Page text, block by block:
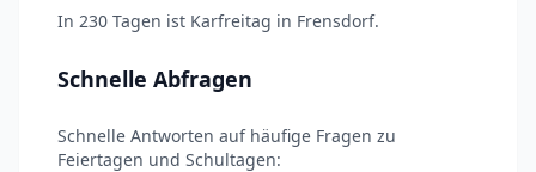
In 230 Tagen ist Karfreitag in Frensdorf.
Schnelle Abfragen
Schnelle Antworten auf häufige Fragen zu
Feiertagen und Schultagen: